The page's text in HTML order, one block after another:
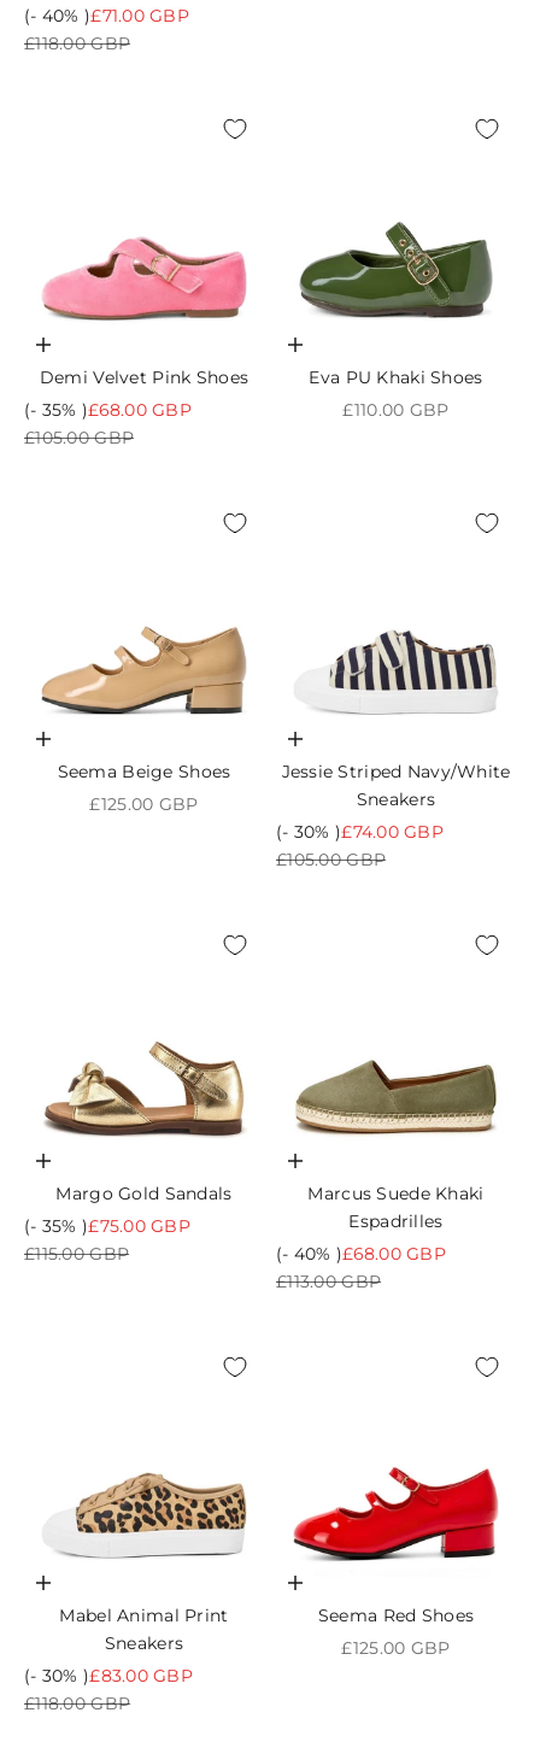
(- 40% )Prix de vente
£71.00 GBP
Prix normal
£118.00 GBP
Choisir les options
Demi Velvet Pink Shoes
(- 35% )Prix de vente
£68.00 GBP
Prix normal
£105.00 GBP
Choisir les options
Eva PU Khaki Shoes
Prix de vente
£110.00 GBP
Choisir les options
Seema Beige Shoes
Prix de vente
£125.00 GBP
Choisir les options
Jessie Striped Navy/White
Sneakers
(- 30% )Prix de vente
£74.00 GBP
Prix normal
£105.00 GBP
Choisir les options
Margo Gold Sandals
(- 35% )Prix de vente
£75.00 GBP
Prix normal
£115.00 GBP
Choisir les options
Marcus Suede Khaki
Espadrilles
(- 40% )Prix de vente
£68.00 GBP
Prix normal
£113.00 GBP
Choisir les options
Mabel Animal Print
Sneakers
(- 30% )Prix de vente
£83.00 GBP
Prix normal
£118.00 GBP
Choisir les options
Seema Red Shoes
Prix de vente
£125.00 GBP